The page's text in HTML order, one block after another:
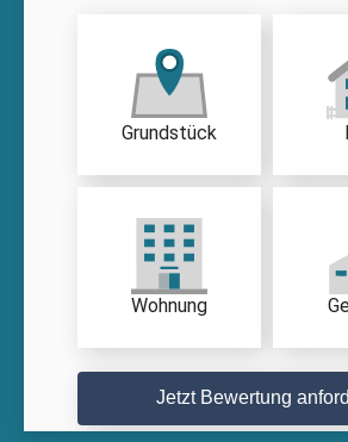
Grundstück
Wohnung
Jetzt Bewertung